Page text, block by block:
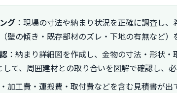
グ ：現場の寸法や納まり状況を正確に調査し
壁の傾き・既存部材のズレ・下地の有無など）
：納まり詳細図を作成し、金物の寸法・形状
て、周囲建材との取り合いを図解で確認し、
加工費・運搬費・取付費などを含む見積書が